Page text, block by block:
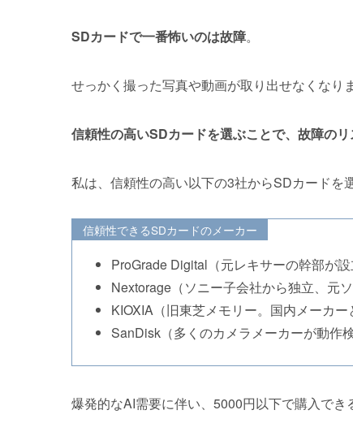
SDカードで一番怖いのは故障。
せっかく撮った写真や動画が取り出せなくなりま
信頼性の高いSDカードを選ぶことで、故障のリ
私は、信頼性の高い以下の3社からSDカードを
信頼性できるSDカードのメーカー
ProGrade Digital（元レキサーの幹部が
Nextorage（ソニー子会社から独立、元
KIOXIA（旧東芝メモリー。国内メーカー
SanDisk（多くのカメラメーカーが動作
爆発的なAI需要に伴い、5000円以下で購入でき